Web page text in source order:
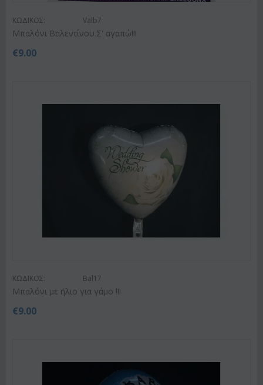
ΚΩΔΙΚΟΣ: Valb7
Μπαλόνι Βαλεντίνου.Σ' αγαπώ!!!
€9.00
ΚΩΔΙΚΟΣ: Bal17
Μπαλόνι με ήλιο για γάμο !!!
€9.00